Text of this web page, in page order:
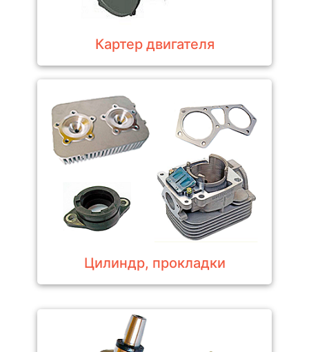
Картер двигателя
Цилиндр, прокладки